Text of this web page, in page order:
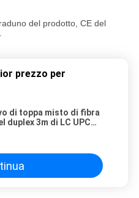
del prodotto, CE del
prezzo per
di toppa misto di fibra
duplex 3m di LC UPC